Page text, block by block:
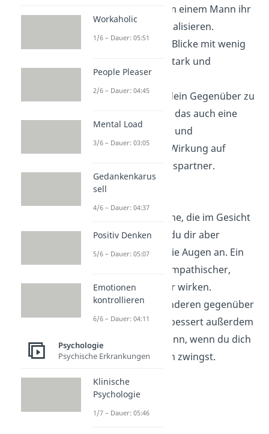
Frauen gerne, um einem Mann ihr
Interesse zu signalisieren.
Starre, intensive Blicke mit wenig
Blinzeln wirken stark und
charismatisch.
ABER: Wenn du dein Gegenüber zu
stark fixierst, hat das auch eine
einschüchternde und
verunsichernde Wirkung auf
deinen Gesprächspartner.
Lächeln
Bei der Körpersprache, die im Gesicht
stattfindet, schaust du dir aber
natürlich nicht nur die Augen an. Ein
Lächeln lässt dich sympathischer,
positiver und offener wirken.
Außerdem bist du anderen gegenüber
offener. Lächeln verbessert außerdem
die Laune – selbst dann, wenn du dich
erst mal zum Lächeln zwingst.
Workaholic
1/6 – Dauer: 05:51
People Pleaser
2/6 – Dauer: 04:45
Mental Load
3/6 – Dauer: 03:05
Gedankenkarus
sell
4/6 – Dauer: 04:37
Positiv Denken
5/6 – Dauer: 05:07
Emotionen
kontrollieren
6/6 – Dauer: 04:11
Psychologie
Psychische Erkrankungen
Klinische
Psychologie
1/7 – Dauer: 05:46